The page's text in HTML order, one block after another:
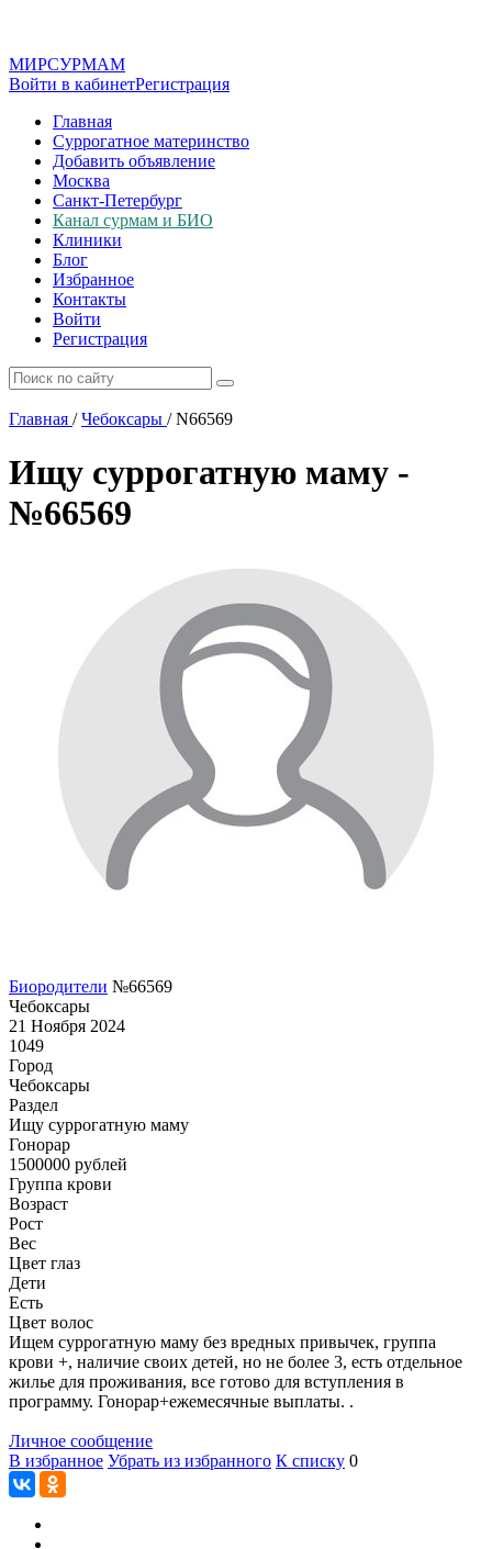
МИРСУРМАМ
Войти в кабинетРегистрация
Главная
Суррогатное материнство
Добавить объявление
Москва
Санкт-Петербург
Канал сурмам и БИО
Клиники
Блог
Избранное
Контакты
Войти
Регистрация
Главная / Чебоксары /N66569
Ищу суррогатную маму -
№66569
Биородители №66569
Чебоксары
21 Ноября 2024
1049
Город
Чебоксары
Раздел
Ищу суррогатную маму
Гонoрар
1500000 рублей
Группа крови
Возраст
Рост
Вес
Цвет глаз
Дети
Есть
Цвет волос
Ищем суррогатную маму без вредных привычек, группа
крови +, наличие своих детей, но не более 3, есть отдельное
жилье для проживания, все готово для вступления в
программу. Гонорар+ежемесячные выплаты. .
Личное сообщение
В избранное Убрать из избранного К списку 0